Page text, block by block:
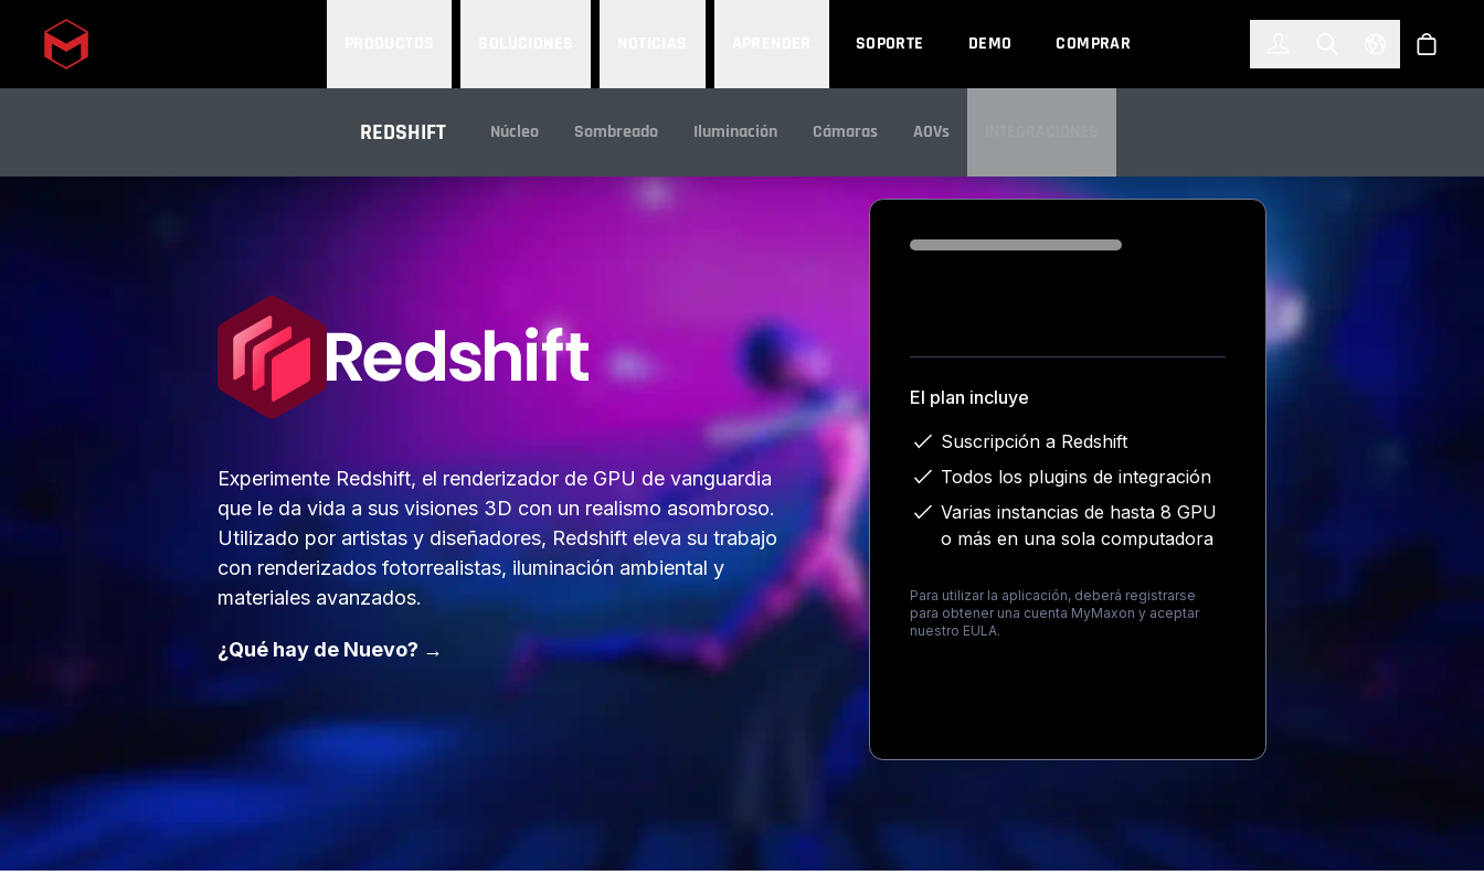
Skip to main content SOPORTE DEMO COMPRAR Select Tienda
REDSHIFT Núcleo Sombreado Iluminación Cámaras AOVs
INTEGRACIONES
Experimente Redshift, el renderizador de GPU de vanguardia
que le da vida a sus visiones 3D con un realismo asombroso.
Utilizado por artistas y diseñadores, Redshift eleva su trabajo
con renderizados fotorrealistas, iluminación ambiental y
materiales avanzados.
¿Qué hay de Nuevo? →
Loading...
El plan incluye
Suscripción a Redshift
Todos los plugins de integración
Varias instancias de hasta 8 GPU
o más en una sola computadora
Para utilizar la aplicación, deberá registrarse
para obtener una cuenta MyMaxon y aceptar
nuestro EULA.